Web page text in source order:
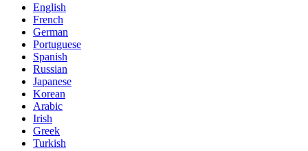
English
French
German
Portuguese
Spanish
Russian
Japanese
Korean
Arabic
Irish
Greek
Turkish